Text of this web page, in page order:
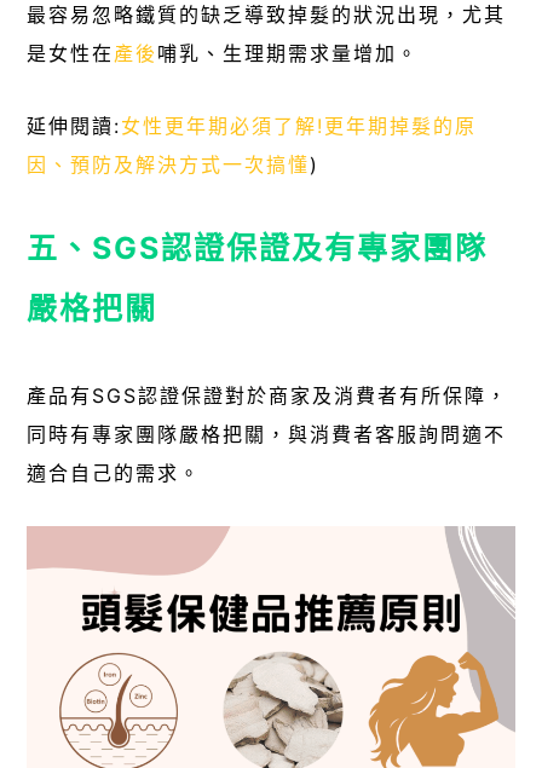
最容易忽略鐵質的缺乏導致掉髮的狀況出現，尤其
是女性在 產後 哺乳、生理期需求量增加。
延伸閱讀:女性更年期必須了解!更年期掉髮的原
因、預防及解決方式一次搞懂)
五、SGS認證保證及有專家團隊
嚴格把關
產品有SGS認證保證對於商家及消費者有所保障，
同時有專家團隊嚴格把關，與消費者客服詢問適不
適合自己的需求。